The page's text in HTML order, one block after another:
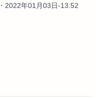
2022年01月03日-13:52